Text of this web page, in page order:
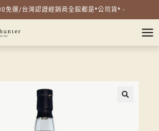
免運/台灣認證經銷商全館都是*公司貨* -